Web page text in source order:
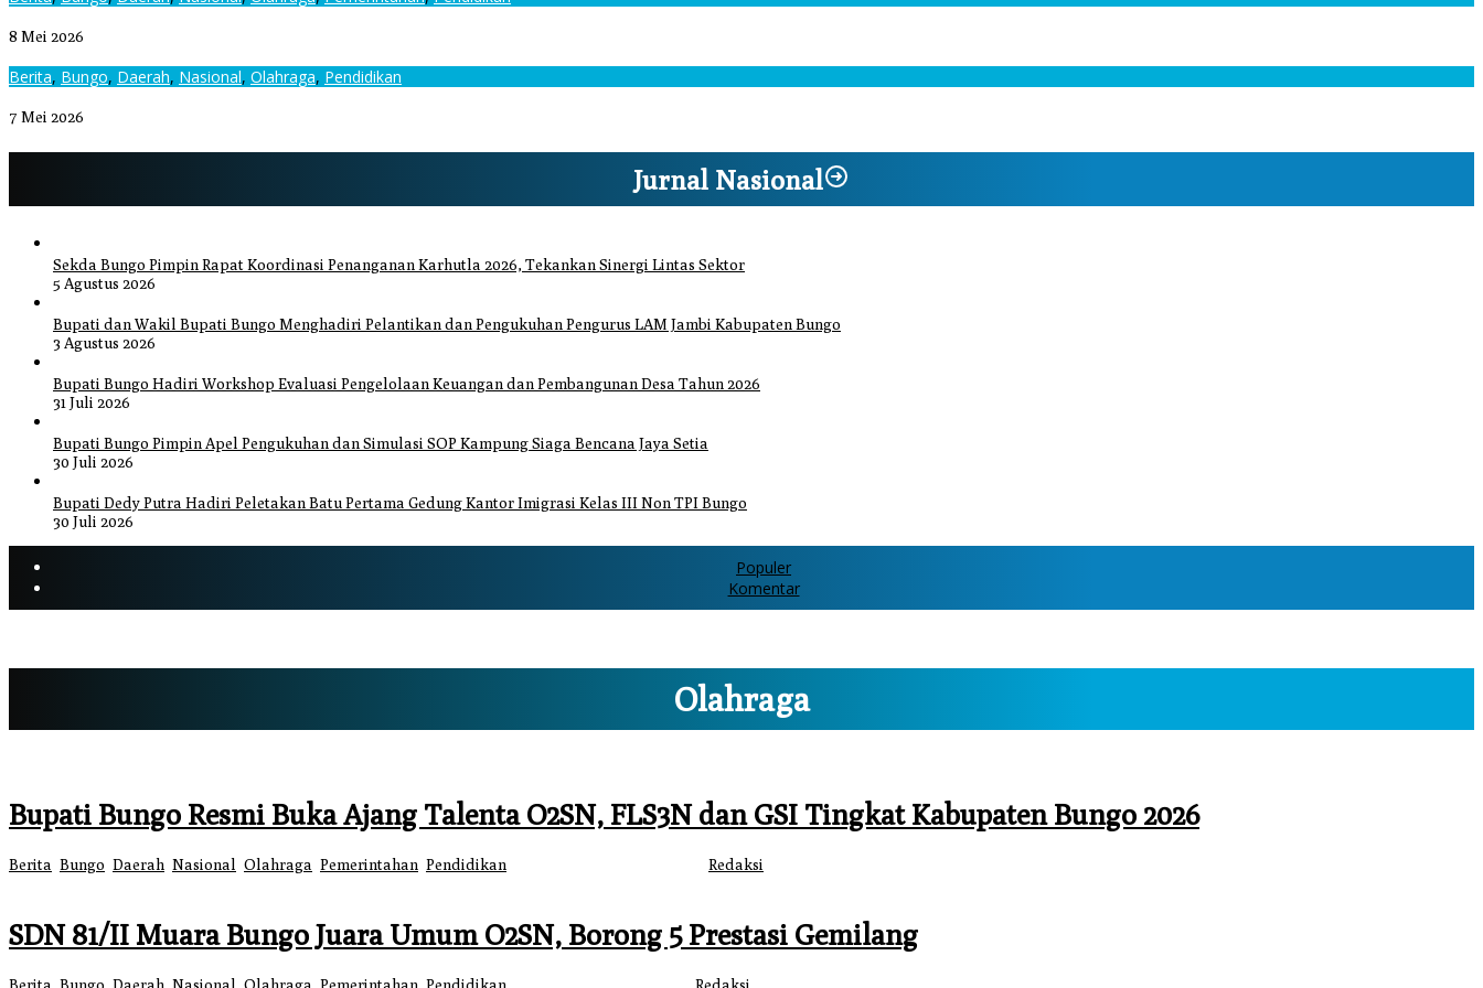
8 Mei 2026
Berita, Bungo, Daerah, Nasional, Olahraga, Pendidikan
7 Mei 2026
Jurnal Nasional
Sekda Bungo Pimpin Rapat Koordinasi Penanganan Karhutla 2026, Tekankan Sinergi Lintas Sektor
5 Agustus 2026
Bupati dan Wakil Bupati Bungo Menghadiri Pelantikan dan Pengukuhan Pengurus LAM Jambi Kabupaten Bungo
3 Agustus 2026
Bupati Bungo Hadiri Workshop Evaluasi Pengelolaan Keuangan dan Pembangunan Desa Tahun 2026
31 Juli 2026
Bupati Bungo Pimpin Apel Pengukuhan dan Simulasi SOP Kampung Siaga Bencana Jaya Setia
30 Juli 2026
Bupati Dedy Putra Hadiri Peletakan Batu Pertama Gedung Kantor Imigrasi Kelas III Non TPI Bungo
30 Juli 2026
Populer
Komentar
Olahraga
Bupati Bungo Resmi Buka Ajang Talenta O2SN, FLS3N dan GSI Tingkat Kabupaten Bungo 2026
Berita Bungo Daerah Nasional Olahraga Pemerintahan Pendidikan Redaksi
SDN 81/II Muara Bungo Juara Umum O2SN, Borong 5 Prestasi Gemilang